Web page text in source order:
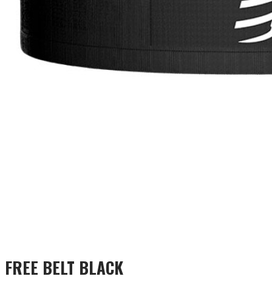
FREE BELT BLACK